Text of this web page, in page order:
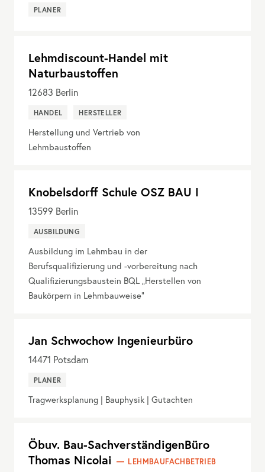
PLANER
Lehmdiscount-Handel mit
Naturbaustoffen
12683 Berlin
HANDEL HERSTELLER
Herstellung und Vertrieb von
Lehmbaustoffen
Knobelsdorff Schule OSZ BAU I
13599 Berlin
AUSBILDUNG
Ausbildung im Lehmbau in der
Berufsqualifizierung und -vorbereitung nach
Qualifizierungsbaustein BQL „Herstellen von
Baukörpern in Lehmbauweise“
Jan Schwochow Ingenieurbüro
14471 Potsdam
PLANER
Tragwerksplanung | Bauphysik | Gutachten
Öbuv. Bau-SachverständigenBüro
Thomas Nicolai
LEHMBAUFACHBETRIEB